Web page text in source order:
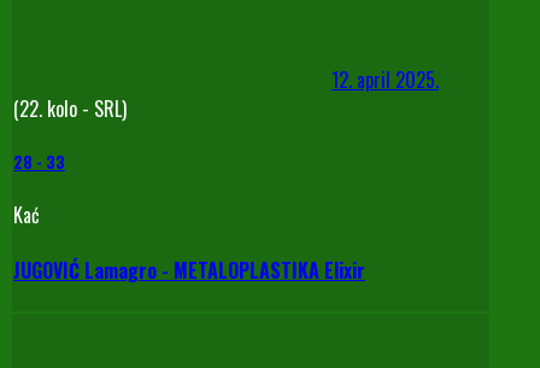
12. april 2025.
(22. kolo - SRL)
28 - 33
Kać
JUGOVIĆ Lamagro - METALOPLASTIKA Elixir